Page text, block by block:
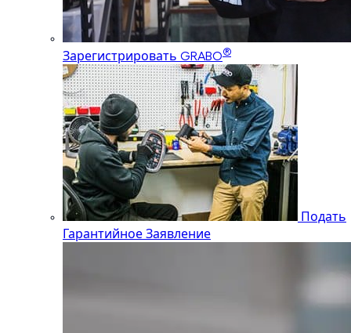
Зарегистрировать GRABO®
Подать
Гарантийное Заявление